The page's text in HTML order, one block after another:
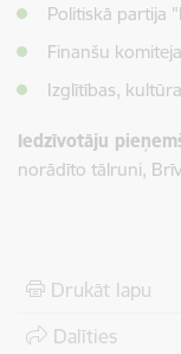
Politiskā partija
Finanšu
Izglītības,
Iedzīvotāju
norādīto tālruni,
Drukāt lapu
Dalīties